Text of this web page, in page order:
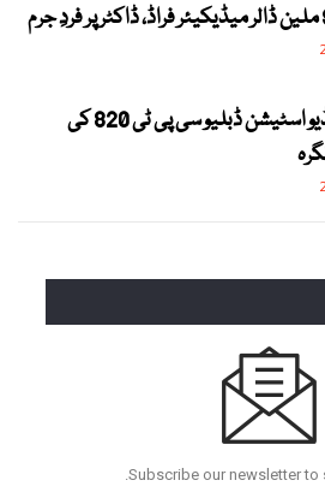
شکاگو: ریڈیو اسٹیشن ڈبلیو سی پی ٹی 820 کی
Subscribe our newsletter to